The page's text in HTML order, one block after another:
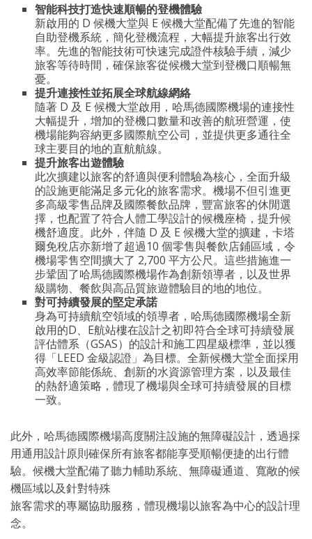
智能科技打造快速順暢的登機體驗
新啟用的 D 候機大堂與 E 候機大堂配備了先進的智能
自助登機系統，簡化登機流程，大幅提升旅客出行效
率。先進的智能技術可快速完成證件核驗手續，減少
旅客等待時間，確保旅客從候機大堂到登機口順暢無
憂。
提升連接性並拓展全球航線網絡
隨著 D 及 E 候機大堂啟用，哈馬德國際機場的連接性
大幅提升，增加的登機口數量和改善的航班營運，使
機場能夠容納更多國際航空公司，並提供更多通往全
球主要目的地的直航航線。
提升旅客出遊體驗
此次擴建以旅客的舒適與便利體驗為核心，全面升級
的設施更能滿足多元化的旅客需求。機場不但引進更
多高級零售品牌及國際餐飲品牌，豐富旅客的休閒選
擇，也配置了符合人體工學設計的候機座椅，提升候
機舒適度。此外，伴隨 D 及 E 候機大堂的擴建，卡塔
爾免稅店亦新增了超過10 個零售與餐飲店鋪區域，令
機場零售空間擴大了 2,700 平方公尺。這些措施進一
步鞏固了哈馬德國際機場作為創新領導者，以及世界
級購物、餐飲與高品質旅遊體驗目的地的地位。
對可持續發展的堅定承諾
身為可持續航空領域的領導者，哈馬德國際機場全新
啟用的D、E航站樓在設計之初即符合全球可持續發展
評估體系（GSAS）的設計和施工四星級標準，並以獲
得「LEED 金級認證」為目標。全新候機大堂全面採用
高效率節能係統、創新的水資源管理方案，以及最佳
的熱舒適策略，體現了機場與全球可持續發展的目標
一致。
此外，哈馬德國際機場高度關注設施的無障礙設計，透過採
用通用設計原則確保所有旅客都能享受順暢便捷的出行體
驗。候機大堂配備了聽力輔助系統、無障礙通道、寬敞的候
機區域以及針對特殊
旅客需求的專屬協助服務，體現機場以旅客為中心的設計理
念。